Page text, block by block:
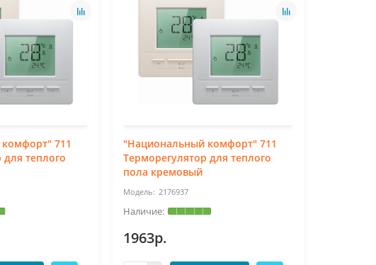
711
теплого
"Национальный комфорт" 711
Терморегулятор для теплого
пола кремовый
2176937
1963р.